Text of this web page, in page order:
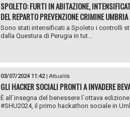
SPOLETO: FURTI IN ABITAZIONE,
DEL REPARTO PREVENZIONE CRIMINE
Sono stati intensificati a Spoleto i controlli
dalla Questura di Perugia in tut...
03/07/2024 11:42| Attualità
GLI HACKER SOCIALI PRONTI A INVADERE
È all`insegna del benessere l`ottava
#SHU2024, il primo hackathon sociale in